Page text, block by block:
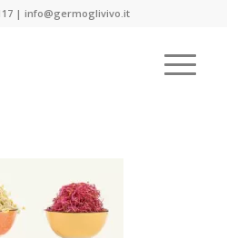
| info@germoglivivo.it